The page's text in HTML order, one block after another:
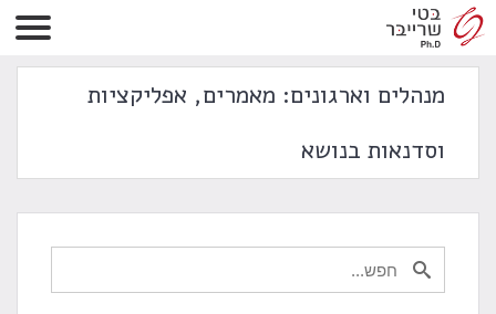
מנהלים וארגונים: מאמרים, אפליקציות
וסדנאות בנושא